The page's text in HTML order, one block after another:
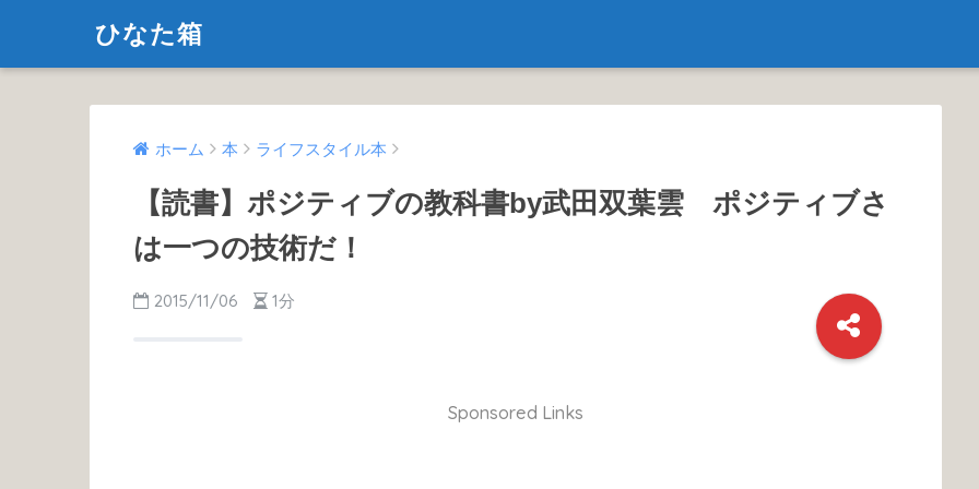
ひなた箱
ホーム 本 ライフスタイル本
【読書】ポジティブの教科書by武田双葉雲 ポジティブさ
は一つの技術だ！
2015/11/06 1分
Sponsored Links